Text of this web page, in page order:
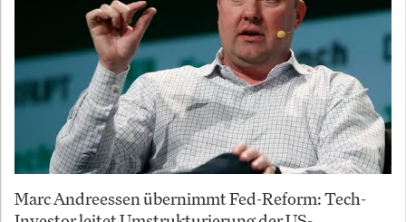
Marc Andreessen übernimmt Fed-Reform: Tech-